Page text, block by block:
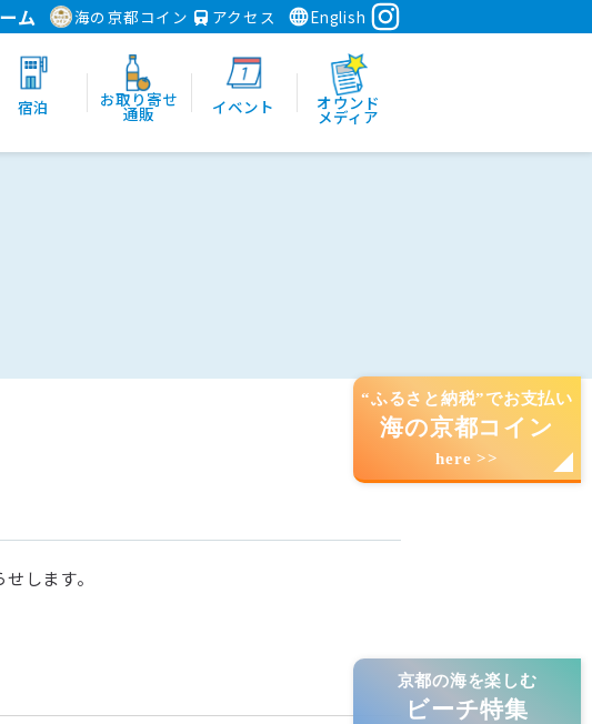
ム 海の京都コイン アクセス English
宿泊 お取り寄せ
通販 イベント オウンド
メディア
“ふるさと納税”でお支払い
海の京都コイン
here >>
京都の海を楽しむ
ビーチ特集
します。